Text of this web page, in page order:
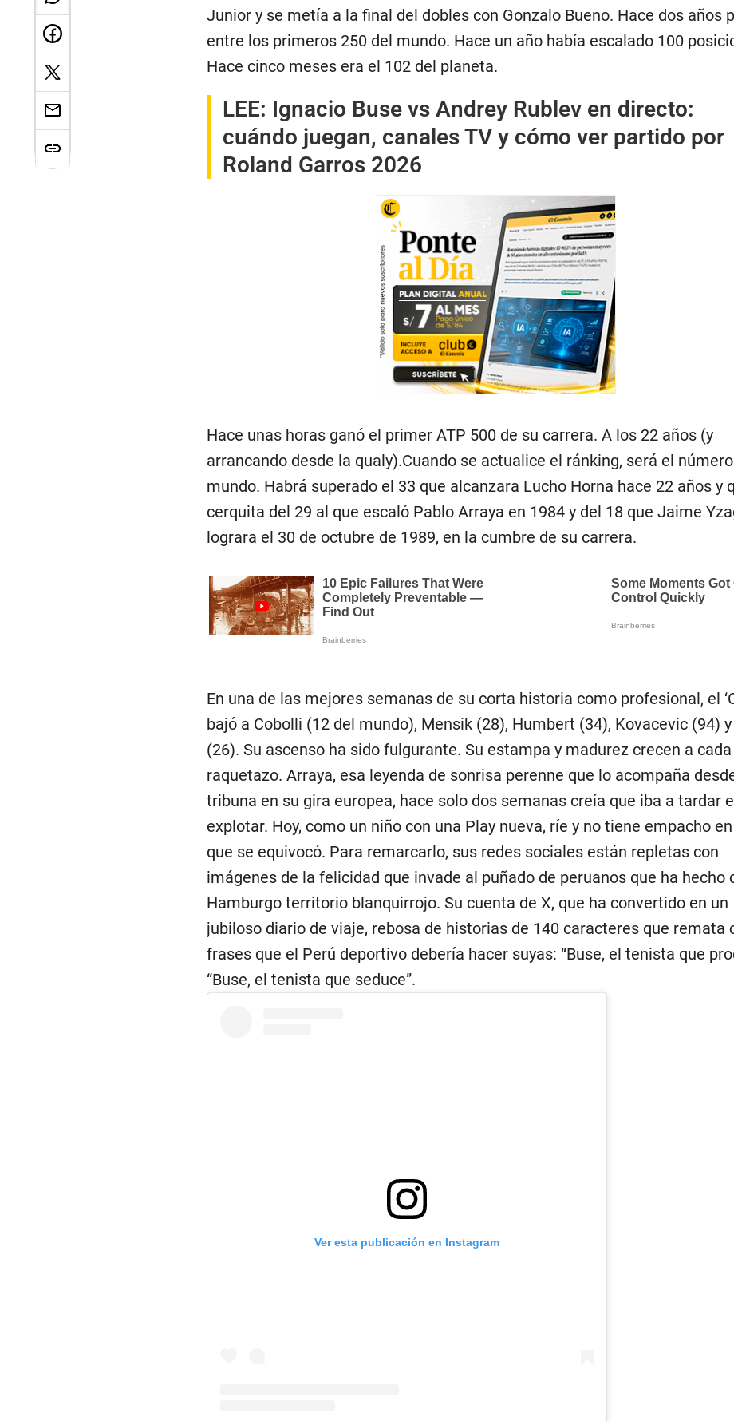
Junior y se metía a la final del dobles con Gonzalo Bueno. Hace dos años
entre los primeros 250 del mundo. Hace un año había escalado 100
Hace cinco meses era el 102 del planeta.
LEE: Ignacio Buse vs Andrey Rublev en directo:
cuándo juegan, canales TV y cómo ver partido por
Roland Garros 2026
Hace unas horas ganó el primer ATP 500 de su carrera. A los 22 años (y
arrancando desde la qualy).Cuando se actualice el ránking, será el
mundo. Habrá superado el 33 que alcanzara Lucho Horna hace 22 años y
cerquita del 29 al que escaló Pablo Arraya en 1984 y del 18 que Jaime
lograra el 30 de octubre de 1989, en la cumbre de su carrera.
En una de las mejores semanas de su corta historia como profesional, el
bajó a Cobolli (12 del mundo), Mensik (28), Humbert (34), Kovacevic (94)
(26). Su ascenso ha sido fulgurante. Su estampa y madurez crecen a cada
raquetazo. Arraya, esa leyenda de sonrisa perenne que lo acompaña
tribuna en su gira europea, hace solo dos semanas creía que iba a tardar
explotar. Hoy, como un niño con una Play nueva, ríe y no tiene empacho
que se equivocó. Para remarcarlo, sus redes sociales están repletas con
imágenes de la felicidad que invade al puñado de peruanos que ha hecho
Hamburgo territorio blanquirrojo. Su cuenta de X, que ha convertido en un
jubiloso diario de viaje, rebosa de historias de 140 caracteres que remata
frases que el Perú deportivo debería hacer suyas: “Buse, el tenista que
“Buse, el tenista que seduce”.
Ver esta publicación en Instagram